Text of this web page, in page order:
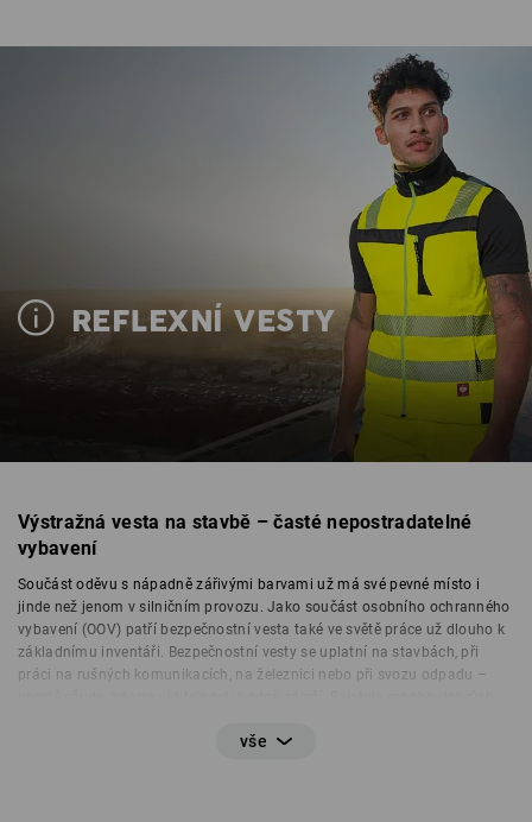
REFLEXNÍ VESTY
Výstražná vesta na stavbě – časté nepostradatelné
vybavení
Součást oděvu s nápadně zářivými barvami už má své pevné místo i
jinde než jenom v silničním provozu. Jako součást osobního ochranného
vybavení (OOV) patří bezpečnostní vesta také ve světě práce už dlouho k
základnímu inventáři. Bezpečnostní vesty se uplatní na stavbách, při
práci na rušných komunikacích, na železnici nebo při svozu odpadu –